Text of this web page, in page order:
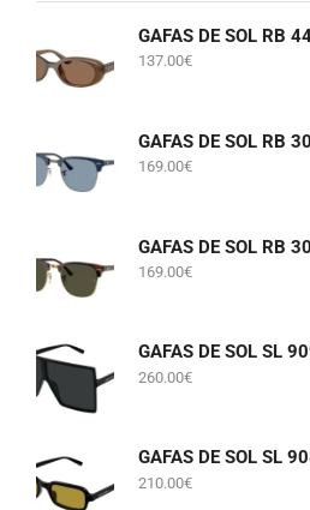
137.00€
169.00€
169.00€
260.00€
210.00€